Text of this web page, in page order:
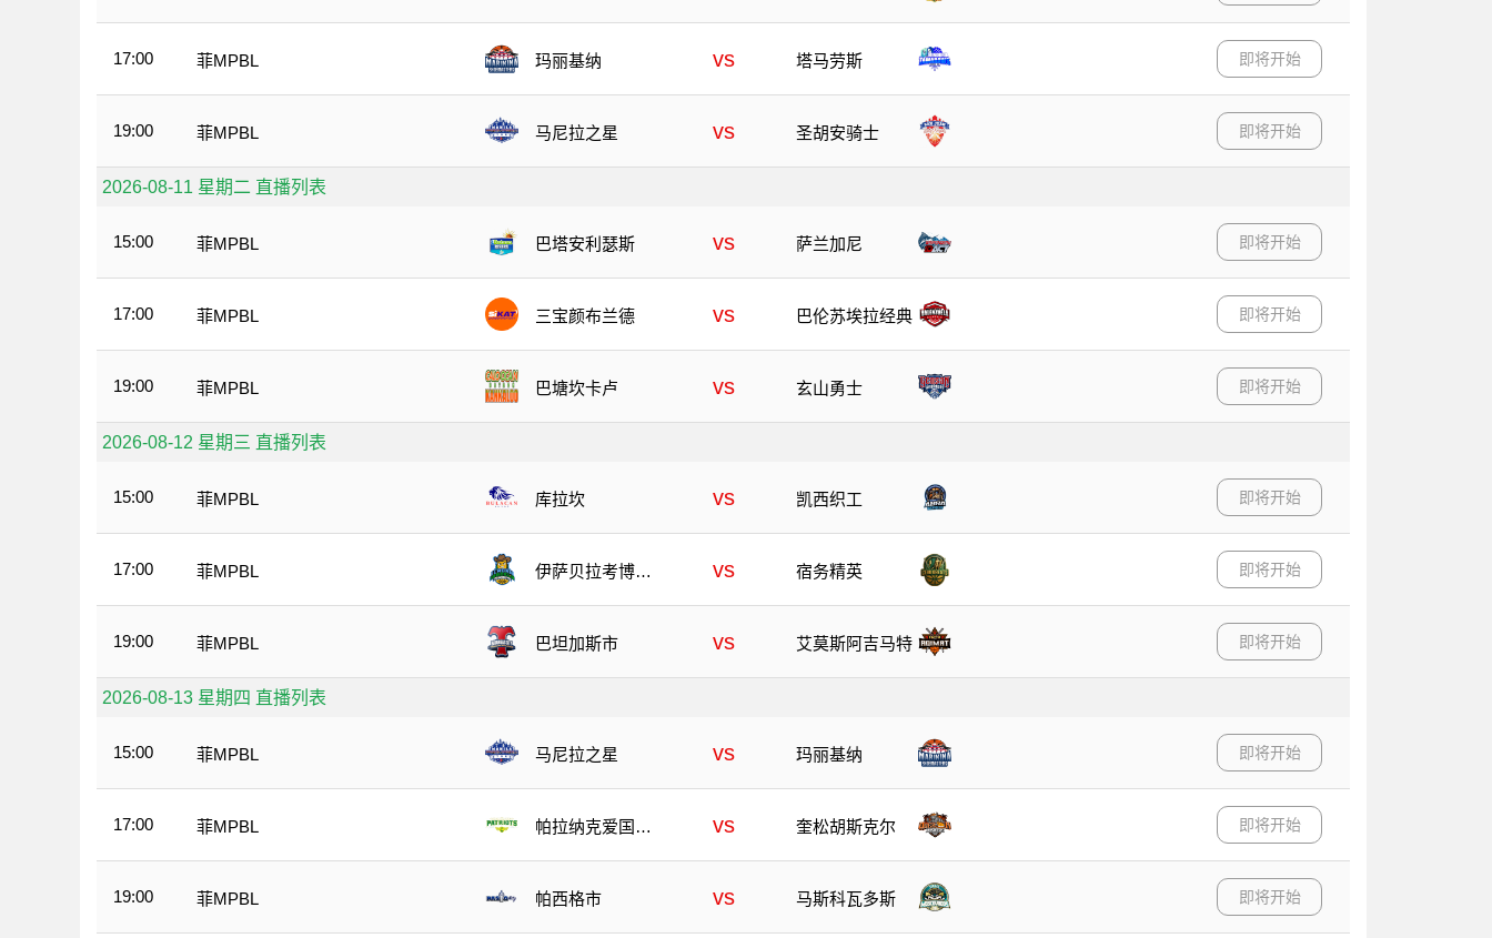
17:00 菲MPBL 玛丽基纳 vs 塔马劳斯 即将开始
19:00 菲MPBL 马尼拉之星 vs 圣胡安骑士 即将开始
2026-08-11 星期二 直播列表
15:00 菲MPBL 巴塔安利瑟斯 vs 萨兰加尼 即将开始
17:00 菲MPBL 三宝颜布兰德 vs 巴伦苏埃拉经典 即将开始
19:00 菲MPBL 巴塘坎卡卢 vs 玄山勇士 即将开始
2026-08-12 星期三 直播列表
15:00 菲MPBL 库拉坎 vs 凯西织工 即将开始
17:00 菲MPBL
伊萨贝拉考博伊
vs 宿务精英 即将开始
19:00 菲MPBL 巴坦加斯市 vs 艾莫斯阿吉马特 即将开始
2026-08-13 星期四 直播列表
15:00 菲MPBL 马尼拉之星 vs 玛丽基纳 即将开始
17:00 菲MPBL
帕拉纳克爱国者
vs 奎松胡斯克尔 即将开始
19:00 菲MPBL 帕西格市 vs 马斯科瓦多斯 即将开始